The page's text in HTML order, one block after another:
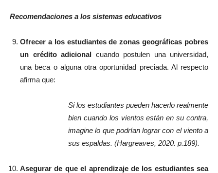
Recomendaciones a los sistemas educativos
Ofrecer a los estudiantes de zonas geográficas pobres
un crédito adicional cuando postulen una universidad,
una beca o alguna otra oportunidad preciada. Al respecto
afirma que:
Si los estudiantes pueden hacerlo realmente
bien cuando los vientos están en su contra,
imagine lo que podrían lograr con el viento a
sus espaldas. (Hargreaves, 2020. p.189).
Asegurar de que el aprendizaje de los estudiantes sea